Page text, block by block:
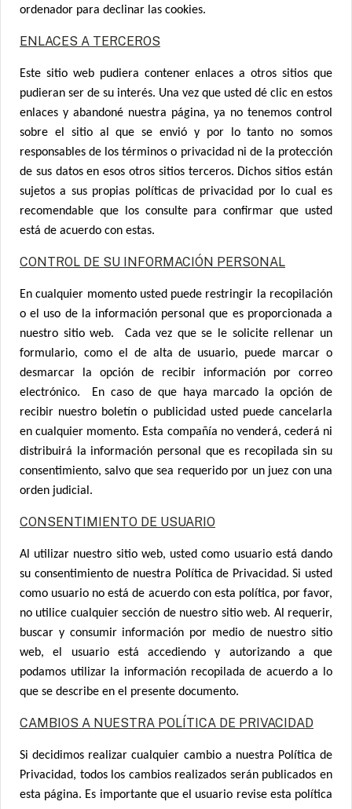
ordenador para declinar las cookies.
ENLACES A TERCEROS
Este sitio web pudiera contener enlaces a otros sitios que
pudieran ser de su interés. Una vez que usted dé clic en estos
enlaces y abandoné nuestra página, ya no tenemos control
sobre el sitio al que se envió y por lo tanto no somos
responsables de los términos o privacidad ni de la protección
de sus datos en esos otros sitios terceros. Dichos sitios están
sujetos a sus propias políticas de privacidad por lo cual es
recomendable que los consulte para confirmar que usted
está de acuerdo con estas.
CONTROL DE SU INFORMACIÓN PERSONAL
En cualquier momento usted puede restringir la recopilación
o el uso de la información personal que es proporcionada a
nuestro sitio web. Cada vez que se le solicite rellenar un
formulario, como el de alta de usuario, puede marcar o
desmarcar la opción de recibir información por correo
electrónico. En caso de que haya marcado la opción de
recibir nuestro boletín o publicidad usted puede cancelarla
en cualquier momento. Esta compañía no venderá, cederá ni
distribuirá la información personal que es recopilada sin su
consentimiento, salvo que sea requerido por un juez con una
orden judicial.
CONSENTIMIENTO DE USUARIO
Al utilizar nuestro sitio web, usted como usuario está dando
su consentimiento de nuestra Política de Privacidad. Si usted
como usuario no está de acuerdo con esta política, por favor,
no utilice cualquier sección de nuestro sitio web. Al requerir,
buscar y consumir información por medio de nuestro sitio
web, el usuario está accediendo y autorizando a que
podamos utilizar la información recopilada de acuerdo a lo
que se describe en el presente documento.
CAMBIOS A NUESTRA POLÍTICA DE PRIVACIDAD
Si decidimos realizar cualquier cambio a nuestra Política de
Privacidad, todos los cambios realizados serán publicados en
esta página. Es importante que el usuario revise esta política